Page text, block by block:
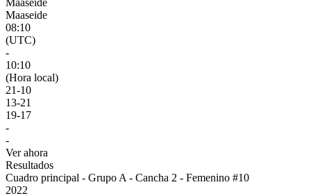
Maaseide
08:10
(UTC)
-
10:10
(Hora local)
21-10
13-21
19-17
-
-
Ver ahora
Resultados
Cuadro principal - Grupo A - Cancha 2 - Femenino #10
2022